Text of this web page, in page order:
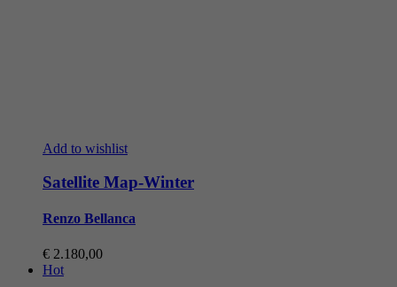
Add to wishlist
Satellite Map-Winter
Renzo Bellanca
€ 2.180,00
Hot